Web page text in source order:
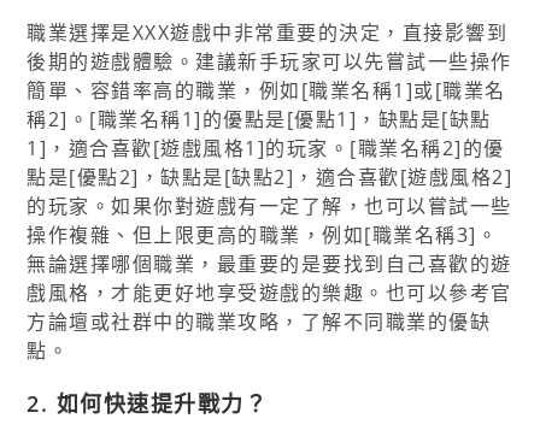
職業選擇是XXX遊戲中非常重要的決定，直接影響到
後期的遊戲體驗。建議新手玩家可以先嘗試一些操作
簡單、容錯率高的職業，例如[職業名稱1]或[職業名
稱2]。[職業名稱1]的優點是[優點1]，缺點是[缺點
1]，適合喜歡[遊戲風格1]的玩家。[職業名稱2]的優
點是[優點2]，缺點是[缺點2]，適合喜歡[遊戲風格2]
的玩家。如果你對遊戲有一定了解，也可以嘗試一些
操作複雜、但上限更高的職業，例如[職業名稱3]。
無論選擇哪個職業，最重要的是要找到自己喜歡的遊
戲風格，才能更好地享受遊戲的樂趣。也可以參考官
方論壇或社群中的職業攻略，了解不同職業的優缺
點。
2. 如何快速提升戰力？